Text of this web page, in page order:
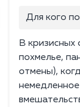
Для кого
В кризисных
похмелье,
отмены),